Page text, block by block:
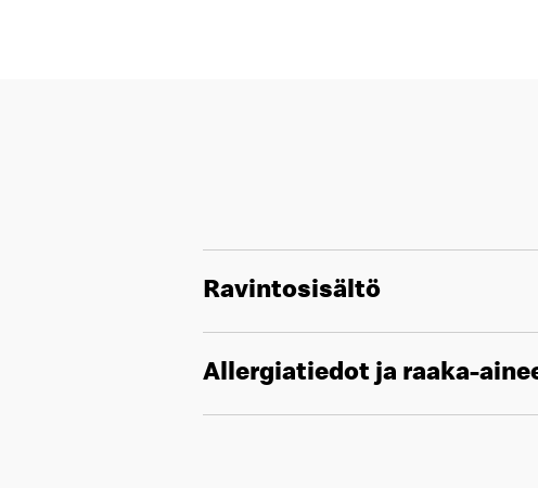
Ravintosisältö
Allergiatiedot ja raaka-